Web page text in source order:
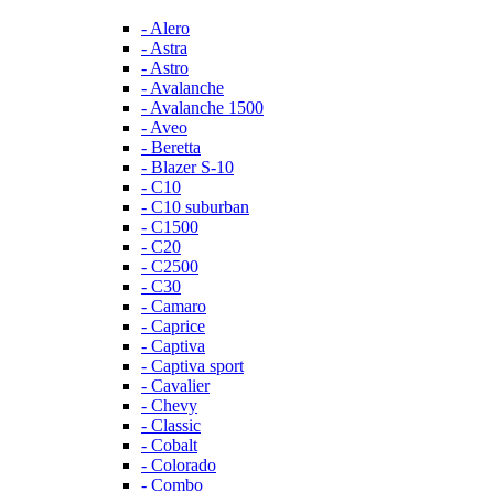
- Alero
- Astra
- Astro
- Avalanche
- Avalanche 1500
- Aveo
- Beretta
- Blazer S-10
- C10
- C10 suburban
- C1500
- C20
- C2500
- C30
- Camaro
- Caprice
- Captiva
- Captiva sport
- Cavalier
- Chevy
- Classic
- Cobalt
- Colorado
- Combo